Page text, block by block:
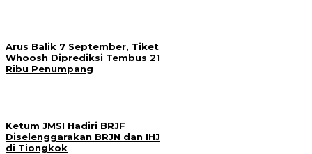
Arus Balik 7 September, Tiket
Whoosh Diprediksi Tembus 21
Ribu Penumpang
Ketum JMSI Hadiri BRJF
Diselenggarakan BRJN dan IHJ
di Tiongkok